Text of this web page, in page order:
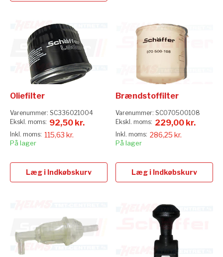
115,63 kr.
92,50 kr.
Oliefilter
Varenummer: SC336021004
På lager
Læg i Indkøbskurv
286,25 kr.
229,00 kr.
Brændstoffilter
Varenummer: SC070500108
På lager
Læg i Indkøbskurv